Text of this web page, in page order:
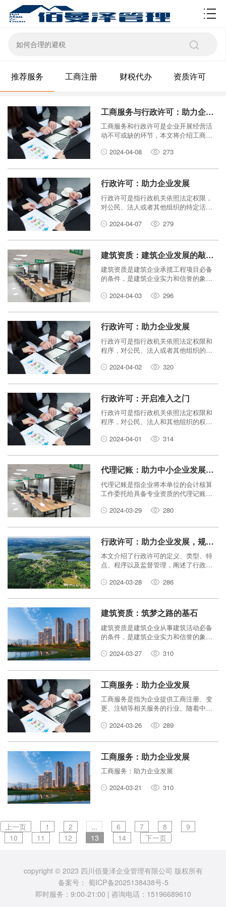
资质许可
推荐服务 工商注册 财税代办 资质许可
工商服务与行政许可：助力企业发展
工商服务和行政许可是企业开展经营活
动不可或缺的环节，本文将介绍工商服
2024-04-08
273
行政许可：助力企业发展
行政许可是指行政机关依照法定权限，
对公民、法人或者其他组织的特定活动
经济社会活动的重要手段，也是企业进
2024-04-07 279
建筑资质：建筑企业发展的敲门砖
建筑资质是建筑企业承揽工程项目必备
的条件，是建筑企业实力和信誉的象
发展壮大的重要途径。
2024-04-03 296
行政许可：助力企业发展
行政许可是指行政机关依照法定权限和
程序，对公民、法人或者其他组织的特
政机关对市场主体进行监管的重要手
经营活动的前提条件。
2024-04-02 320
行政许可：开启准入之门
行政许可是指行政机关依照法定权限和
程序，对公民、法人和其他组织的权利
是政府管理经济社会活动的重要手段，
2024-04-01 314
代理记账：助力中小企业发展，规范财务管理
代理记账是指企业将本单位的会计核算
工作委托给具备专业资质的代理记账机
帮助中小企业节省成本、提高效率、规
务内容、优势和选择标准，帮助中小企
业选择合适的代理记账机构。
2024-03-29 280
行政许可：助力企业发展，规范市场秩序
本文介绍了行政许可的定义、类型、特
点、程序以及监督管理，阐述了行政许
的双重作用。
2024-03-28 286
建筑资质：筑梦之路的基石
建筑资质是建筑企业从事建筑活动必备
的条件，是建筑企业实力和信誉的象
市场、承接建筑工程项目的重要途径。
2024-03-27 310
工商服务：助力企业发展
工商服务是指为企业提供工商注册、变
更、注销等相关服务的行业。随着中国
注册成立，工商服务行业也因此迎来了
2024-03-26 289
工商服务：助力企业发展
工商服务：助力企业发展
2024-03-21
310
上一页 1 2 ... 6 7 8
9
10
11 12 13 14 下一页
copyright © 2023 四川佰曼泽企业管理有限公司 版权所有
备案号： 蜀ICP备2025138438号-5
即时服务：9:00-21:00 | 咨询电话：15196689610